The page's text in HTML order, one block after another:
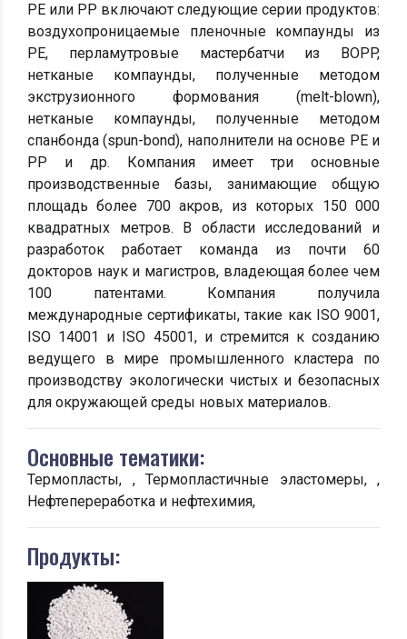
PE или PP включают следующие серии продуктов:
воздухопроницаемые пленочные компаунды из
PE, перламутровые мастербатчи из BOPP,
нетканые компаунды, полученные методом
экструзионного формования (melt-blown),
нетканые компаунды, полученные методом
спанбонда (spun-bond), наполнители на основе PE и
PP и др. Компания имеет три основные
производственные базы, занимающие общую
площадь более 700 акров, из которых 150 000
квадратных метров. В области исследований и
разработок работает команда из почти 60
докторов наук и магистров, владеющая более чем
100 патентами. Компания получила
международные сертификаты, такие как ISO 9001,
ISO 14001 и ISO 45001, и стремится к созданию
ведущего в мире промышленного кластера по
производству экологически чистых и безопасных
для окружающей среды новых материалов.
Основные тематики:
Термопласты, , Термопластичные эластомеры, ,
Нефтепереработка и нефтехимия,
Продукты: